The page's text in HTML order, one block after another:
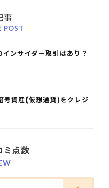
事
POST
ンサイダー取引はあり？
号資産(仮想通貨)をクレジ
ミ点数